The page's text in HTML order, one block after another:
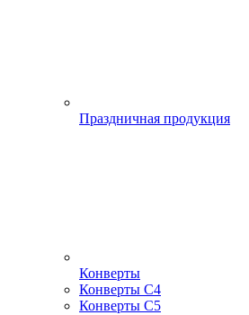
Праздничная продукция
Конверты
Конверты С4
Конверты С5